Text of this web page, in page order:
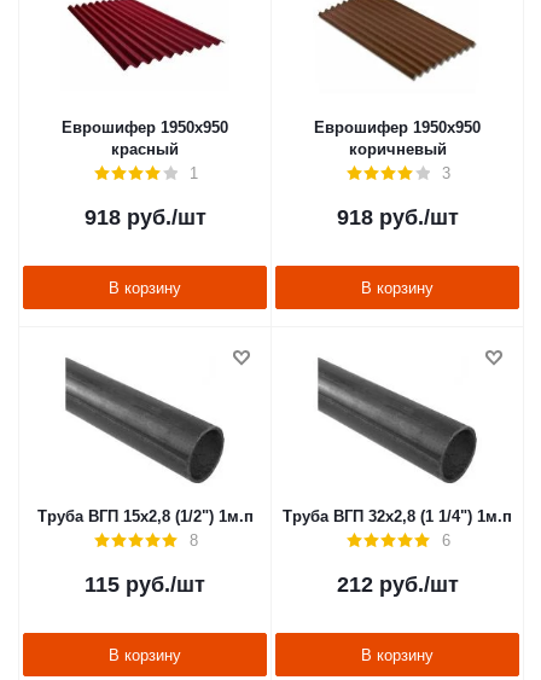
Еврошифер 1950х950
красный
1
918руб./шт
В корзину
Еврошифер 1950х950
коричневый
3
918руб./шт
В корзину
Труба ВГП 15х2,8 (1/2") 1м.п
8
115 руб./шт
В корзину
Труба ВГП 32х2,8 (1 1/4") 1м.п
6
212руб./шт
В корзину